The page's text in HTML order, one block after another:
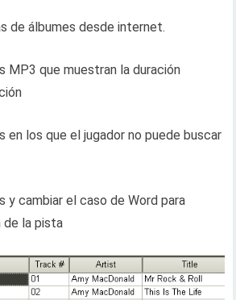
de álbumes desde internet.
MP3 que muestran la duración
en los que el jugador no puede buscar
y cambiar el caso de Word para
de la pista